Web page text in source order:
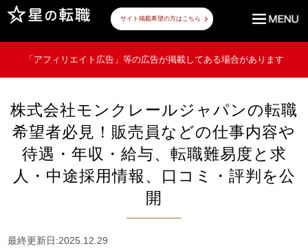
サイト掲載希望の方はこちら
「アフィリエイト広告」等の広告が掲載してある場合があります
株式会社モンクレールジャパンの転職
希望者必見！販売員などの仕事内容や
待遇・年収・給与、転職難易度と求
人・中途採用情報、口コミ・評判を公
開
最終更新日:2025.12.29